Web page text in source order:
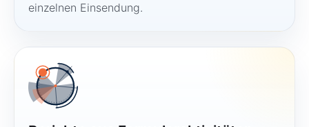
einzelnen Einsendung.